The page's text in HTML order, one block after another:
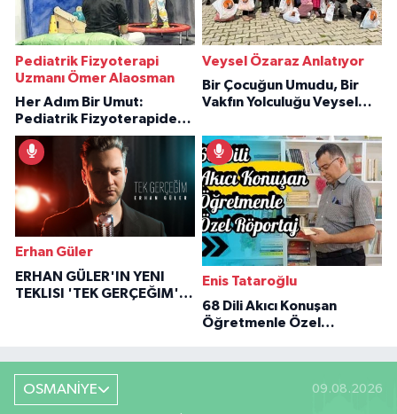
Pediatrik Fizyoterapi
Uzmanı Ömer Alaosman
Her Adım Bir Umut:
Pediatrik Fizyoterapiden
İlham Veren Hikâyeler
Veysel Özaraz Anlatıyor
Bir Çocuğun Umudu, Bir
Vakfın Yolculuğu Veysel
Erhan Güler
ERHAN GÜLER'IN YENI
TEKLISI 'TEK GERÇEĞIM'LE
Enis Tataroğlu
68 Dili Akıcı Konuşan
Öğretmenle Özel
OSMANİYE 09.08.2026